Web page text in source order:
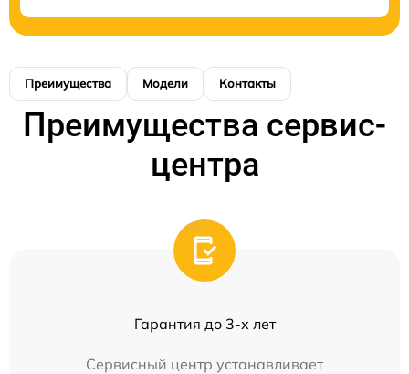
Преимущества Модели Контакты
Преимущества сервис-
центра
Гарантия до 3-х лет
Сервисный центр устанавливает